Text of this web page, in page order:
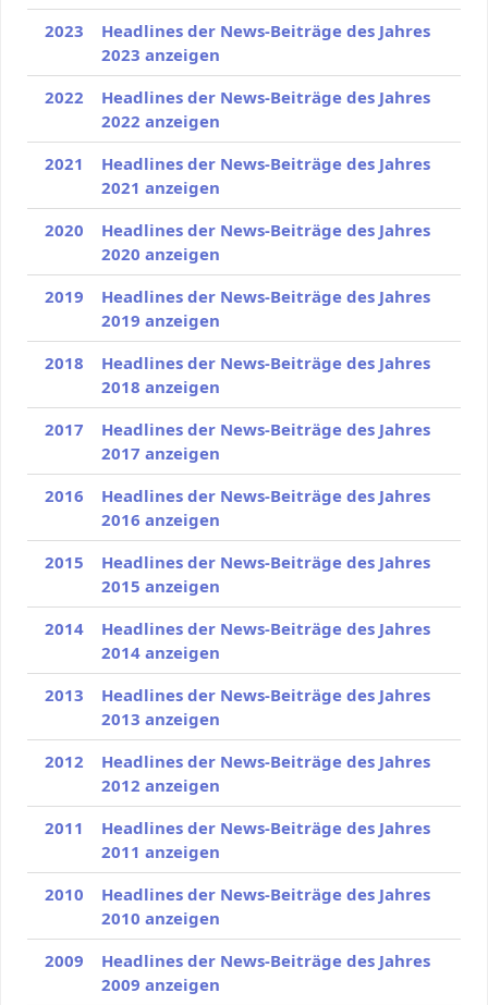
2023
Headlines der News-Beiträge des Jahres
2023 anzeigen
2022
Headlines der News-Beiträge des Jahres
2022 anzeigen
2021
Headlines der News-Beiträge des Jahres
2021 anzeigen
2020
Headlines der News-Beiträge des Jahres
2020 anzeigen
2019
Headlines der News-Beiträge des Jahres
2019 anzeigen
2018
Headlines der News-Beiträge des Jahres
2018 anzeigen
2017
Headlines der News-Beiträge des Jahres
2017 anzeigen
2016
Headlines der News-Beiträge des Jahres
2016 anzeigen
2015
Headlines der News-Beiträge des Jahres
2015 anzeigen
2014
Headlines der News-Beiträge des Jahres
2014 anzeigen
2013
Headlines der News-Beiträge des Jahres
2013 anzeigen
2012
Headlines der News-Beiträge des Jahres
2012 anzeigen
2011
Headlines der News-Beiträge des Jahres
2011 anzeigen
2010
Headlines der News-Beiträge des Jahres
2010 anzeigen
2009
Headlines der News-Beiträge des Jahres
2009 anzeigen